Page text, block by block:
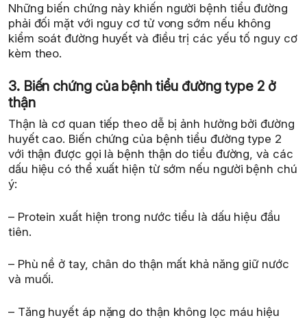
Những biến chứng này khiến người bệnh tiểu đường
phải đối mặt với nguy cơ tử vong sớm nếu không
kiểm soát đường huyết và điều trị các yếu tố nguy cơ
kèm theo.
3. Biến chứng của bệnh tiểu đường type 2 ở
thận
Thận là cơ quan tiếp theo dễ bị ảnh hưởng bởi đường
huyết cao. Biến chứng của bệnh tiểu đường type 2
với thận được gọi là bệnh thận do tiểu đường, và các
dấu hiệu có thể xuất hiện từ sớm nếu người bệnh chú
ý:
– Protein xuất hiện trong nước tiểu là dấu hiệu đầu
tiên.
– Phù nề ở tay, chân do thận mất khả năng giữ nước
và muối.
– Tăng huyết áp nặng do thận không lọc máu hiệu